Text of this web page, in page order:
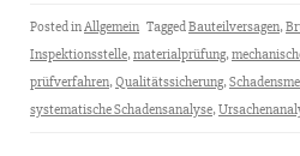
Posted inAllgemein TaggedBauteilversagen,
Inspektionsstelle,materialprüfung,
prüfverfahren,Qualitätssicherung,
systematische Schadensanalyse,